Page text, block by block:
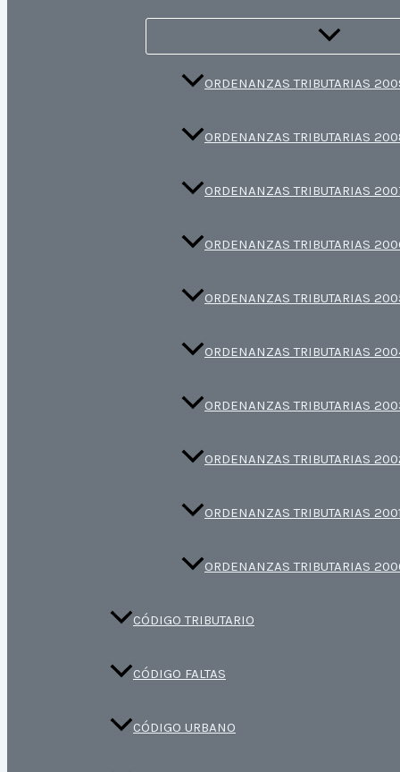
ORDENANZAS TRIBUTARIAS
ORDENANZAS TRIBUTARIAS
ORDENANZAS TRIBUTARIAS
ORDENANZAS TRIBUTARIAS
ORDENANZAS TRIBUTARIAS
ORDENANZAS TRIBUTARIAS
ORDENANZAS TRIBUTARIAS
ORDENANZAS TRIBUTARIAS
ORDENANZAS TRIBUTARIAS 2001
ORDENANZAS TRIBUTARIAS
CÓDIGO TRIBUTARIO
CÓDIGO FALTAS
CÓDIGO URBANO